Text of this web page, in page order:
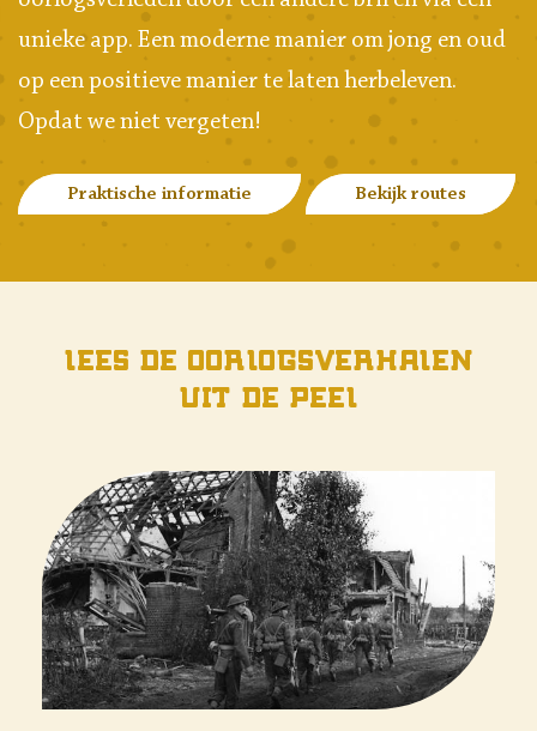
unieke app. Een moderne manier om jong en oud
op een positieve manier te laten herbeleven.
Opdat we niet vergeten!
Praktische informatie Bekijk routes
LEES DE OORLOGSVERHALEN
UIT DE PEEL